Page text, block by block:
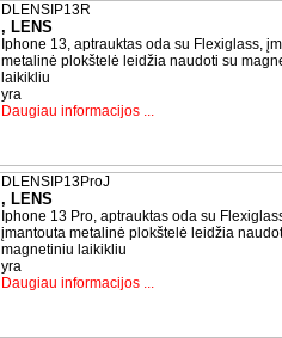
DLENSIP13R
, LENS
Iphone 13, aptrauktas oda su Flexiglass,
metalinė plokštelė leidžia naudoti su
laikikliu
yra
Daugiau informacijos ...
DLENSIP13ProJ
, LENS
Iphone 13 Pro, aptrauktas oda su
įmantouta metalinė plokštelė leidžia
magnetiniu laikikliu
yra
Daugiau informacijos ...